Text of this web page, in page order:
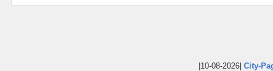
|10-08-2026| City-